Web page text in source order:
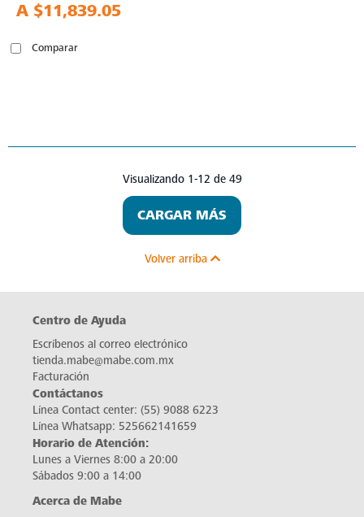
A $11,839.05
Comparar
Visualizando 1-12 de 49
CARGAR MÁS
Volver arriba
Centro de Ayuda
Escríbenos al correo electrónico
tienda.mabe@mabe.com.mx
Facturación
Contáctanos
Línea Contact center: (55) 9088 6223
Línea Whatsapp: 525662141659
Horario de Atención:
Lunes a Viernes 8:00 a 20:00
Sábados 9:00 a 14:00
Acerca de Mabe